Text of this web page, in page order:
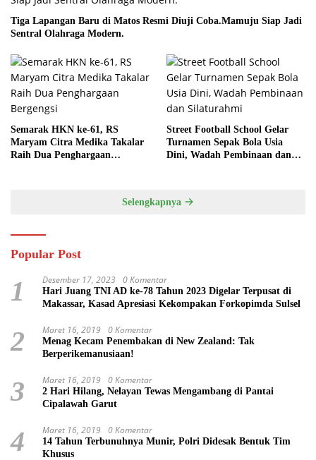
Tiga Lapangan Baru di Matos Resmi Diuji Coba.Mamuju Siap Jadi
Sentral Olahraga Modern.
Semarak HKN ke-61, RS
Maryam Citra Medika Takalar
Raih Dua Penghargaan
Street Football School Gelar
Turnamen Sepak Bola Usia
Dini, Wadah Pembinaan dan
Selengkapnya
Popular Post
1 Desember 17, 2023 0 Komentar
Hari Juang TNI AD ke-78 Tahun 2023 Digelar Terpusat di
Makassar, Kasad Apresiasi Kekompakan Forkopimda Sulsel
2 Maret 16, 2019 0 Komentar
Menag Kecam Penembakan di New Zealand: Tak
Berperikemanusiaan!
3 Maret 16, 2019 0 Komentar
2 Hari Hilang, Nelayan Tewas Mengambang di Pantai
Cipalawah Garut
4 Maret 16, 2019 0 Komentar
14 Tahun Terbunuhnya Munir, Polri Didesak Bentuk Tim
Khusus